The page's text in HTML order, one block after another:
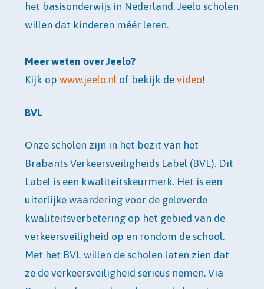
het basisonderwijs in Nederland. Jeelo scholen
willen dat kinderen méér leren.
Meer weten over Jeelo?
Kijk opwww.jeelo.nl of bekijk devideo!
BVL
Onze scholen zijn in het bezit van het
Brabants Verkeersveiligheids Label (BVL). Dit
Label is een kwaliteitskeurmerk. Het is een
uiterlijke waardering voor de geleverde
kwaliteitsverbetering op het gebied van de
verkeersveiligheid op en rondom de school.
Met het BVL willen de scholen laten zien dat
ze de verkeersveiligheid serieus nemen. Via